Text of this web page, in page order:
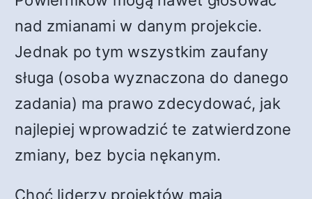
nad zmianami w danym projekcie.
Jednak po tym wszystkim zaufany
sługa (osoba wyznaczona do danego
zadania) ma prawo zdecydować, jak
najlepiej wprowadzić te zatwierdzone
zmiany, bez bycia nękanym.
Choć liderzy projektów mają